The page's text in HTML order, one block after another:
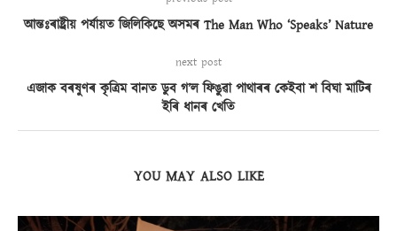
আন্তঃৰাষ্ট্ৰীয় পৰ্যায়ত জিলিকিছে অসমৰ The Man Who ‘Speaks’ Nature
next post
এজাক বৰষুণৰ কৃত্ৰিম বানত ডুব গ’ল ফিঙুৱা পাথাৰৰ কেইবা শ বিঘা মাটিৰ
ইৰি ধানৰ খেতি
YOU MAY ALSO LIKE